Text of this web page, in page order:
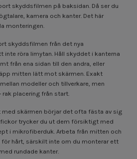
skyddsfilmen på baksidan. Då ser du
kamera och kanter. Det här
monteringen.
skyddsfilmen från det nya
inte röra limytan. Håll skyddet i kanterna
från ena sidan till den andra, eller
mitten lätt mot skärmen. Exakt
modeller och tillverkare, men
placering från start.
skärmen börjar det ofta fästa av sig
trycker du ut dem försiktigt med
i mikrofiberduk. Arbeta från mitten och
för hårt, särskilt inte om du monterar ett
rundade kanter.